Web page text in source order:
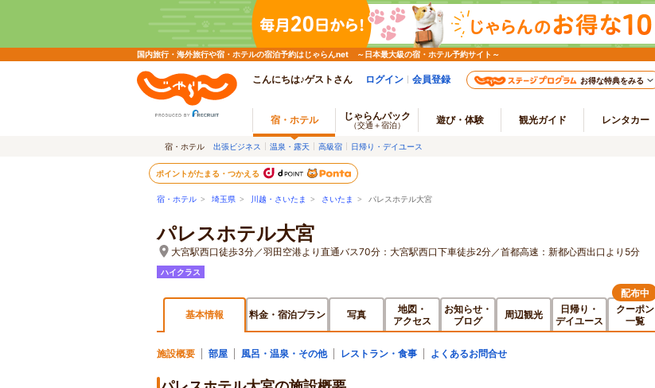
国内旅行・海外旅行や宿・ホテルの宿泊予約はじゃらんnet ～日本最大級の宿・ホテル予約サイト～
こんにちは♪ゲストさん ログイン 会員登録 お得な特典をみる
宿・ホテル じゃらんパック
（交通＋宿泊） 遊び・体験 観光ガイド レンタカー
宿・ホテル 出張ビジネス 温泉・露天 高級宿 日帰り・デイユース
ポイントがたまる・つかえる
宿・ホテル > 埼玉県 > 川越・さいたま > さいたま > パレスホテル大宮
パレスホテル大宮
大宮駅西口徒歩3分／羽田空港より直通バス70分：大宮駅西口下車徒歩2分／首都高速：新都心西出口より5分
ハイクラス
基本情報 料金・宿泊プラン 写真
地図・
アクセス
お知らせ・
ブログ
周辺観光
日帰り・
デイユース
クーポン
一覧
配布中
施設概要 部屋 風呂・温泉・その他 レストラン・食事 よくあるお問合せ